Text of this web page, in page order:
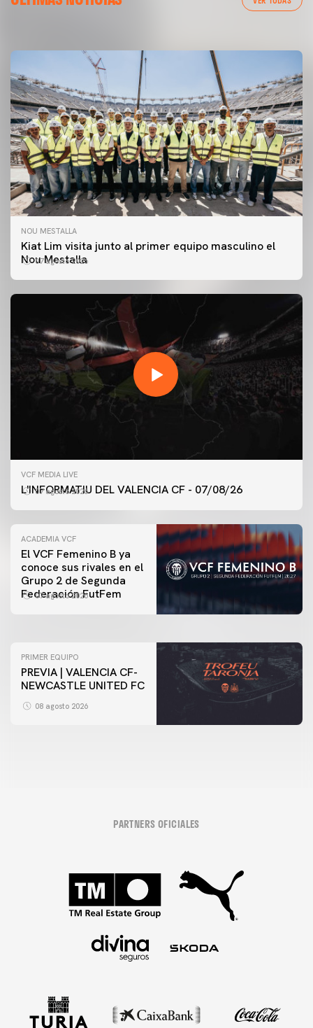
NOU MESTALLA
Kiat Lim visita junto al primer equipo masculino el
Nou Mestalla
07 agosto 2026
VCF MEDIA LIVE
L'INFORMATIU DEL VALENCIA CF - 07/08/26
07 agosto 2026
ACADEMIA VCF
El VCF Femenino B ya
conoce sus rivales en el
Grupo 2 de Segunda
Federación FutFem
07 agosto 2026
PRIMER EQUIPO
ENTRENAMIENTO DEL VALENCIA CF 7/8/2026
PRIMER EQUIPO
PREVIA | VALENCIA CF-
NEWCASTLE UNITED FC
08 agosto 2026
PARTNERS OFICIALES